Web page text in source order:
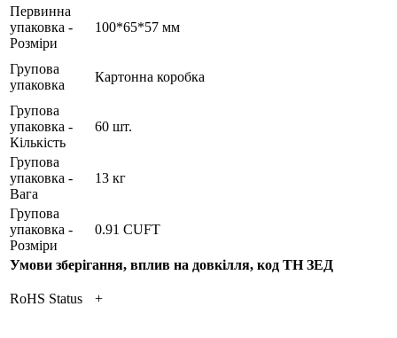
Первинна
упаковка -
Розміри
100*65*57 мм
Групова
упаковка
Картонна коробка
Групова
упаковка -
Кількість
60 шт.
Групова
упаковка -
Вага
13 кг
Групова
упаковка -
Розміри
0.91 CUFT
Умови зберігання, вплив на довкілля, код ТН ЗЕД
RoHS Status +